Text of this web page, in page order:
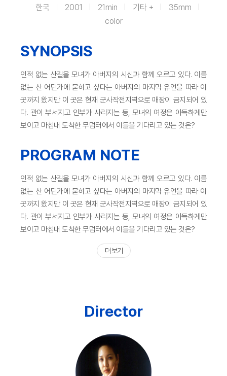
한국 2001 21min 기타 +
35mm
color
SYNOPSIS
인적 없는 산길을 모녀가 아버지의 시신과 함께 오르고 있다. 이름
없는 산 어딘가에 묻히고 싶다는 아버지의 마지막 유언을 따라 이
곳까지 왔지만 이 곳은 현재 군사작전지역으로 매장이 금지되어 있
다. 관이 부서지고 인부가 사라지는 등, 모녀의 여정은 아득하게만
보이고 마침내 도착한 무덤터에서 이들을 기다리고 있는 것은?
PROGRAM NOTE
인적 없는 산길을 모녀가 아버지의 시신과 함께 오르고 있다. 이름
없는 산 어딘가에 묻히고 싶다는 아버지의 마지막 유언을 따라 이
곳까지 왔지만 이 곳은 현재 군사작전지역으로 매장이 금지되어 있
다. 관이 부서지고 인부가 사라지는 등, 모녀의 여정은 아득하게만
보이고 마침내 도착한 무덤터에서 이들을 기다리고 있는 것은?
더 보기
Director